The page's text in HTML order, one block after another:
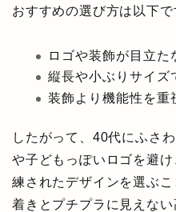
おすすめの選び方は以下で
ロゴや装飾が目立
縦長や小ぶりサイズ
装飾より機能性を重
したがって、40代にふさ
や子どもっぽいロゴを避
練されたデザインを選ぶ
着きとプチプラに見えな